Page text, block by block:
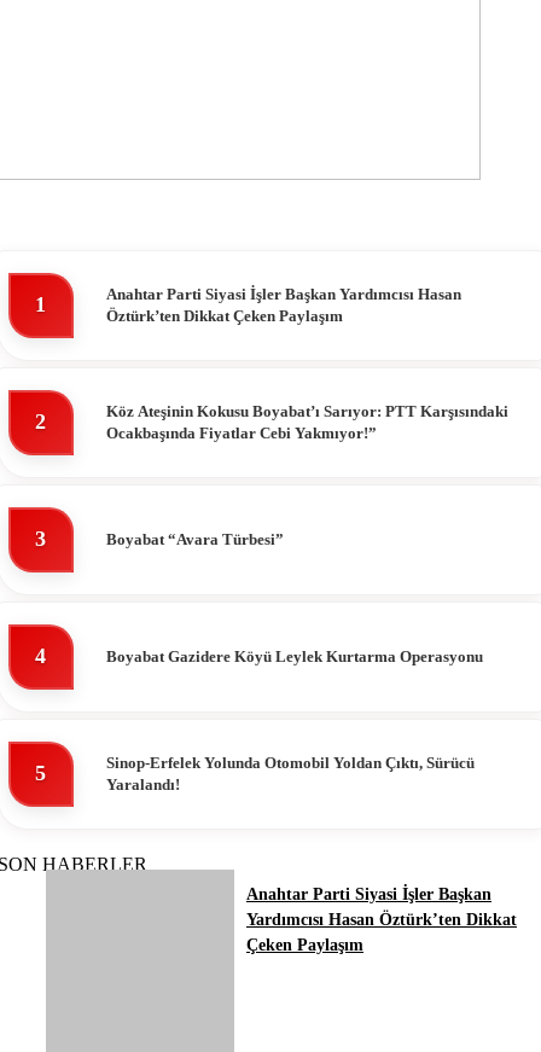
1
Anahtar Parti Siyasi İşler Başkan Yardımcısı Hasan
Öztürk’ten Dikkat Çeken Paylaşım
2
Köz Ateşinin Kokusu Boyabat’ı Sarıyor: PTT Karşısındaki
Ocakbaşında Fiyatlar Cebi Yakmıyor!”
3 Boyabat “Avara Türbesi”
4 Boyabat Gazidere Köyü Leylek Kurtarma Operasyonu
5
Sinop-Erfelek Yolunda Otomobil Yoldan Çıktı, Sürücü
Yaralandı!
HABERLER
Anahtar Parti Siyasi İşler Başkan
Yardımcısı Hasan Öztürk’ten Dikkat
Çeken Paylaşım